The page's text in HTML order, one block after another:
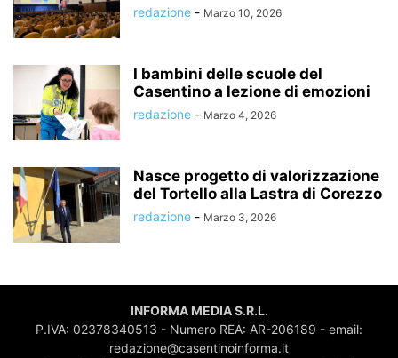
redazione - Marzo 10, 2026
I bambini delle scuole del
Casentino a lezione di emozioni
redazione - Marzo 4, 2026
Nasce progetto di valorizzazione
del Tortello alla Lastra di Corezzo
redazione - Marzo 3, 2026
INFORMA MEDIA S.R.L.
P.IVA: 02378340513 - Numero REA: AR-206189 - email:
redazione@casentinoinforma.it